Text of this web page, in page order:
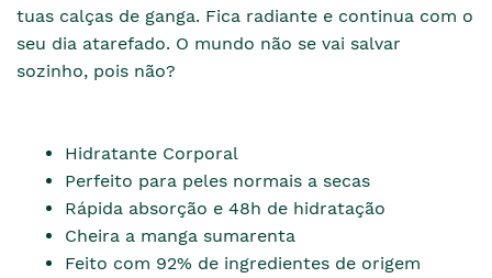
tuas calças de ganga. Fica radiante e continua com o
seu dia atarefado. O mundo não se vai salvar
sozinho, pois não?
Hidratante Corporal
Perfeito para peles normais a secas
Rápida absorção e 48h de hidratação
Cheira a manga sumarenta
Feito com 92% de ingredientes de origem